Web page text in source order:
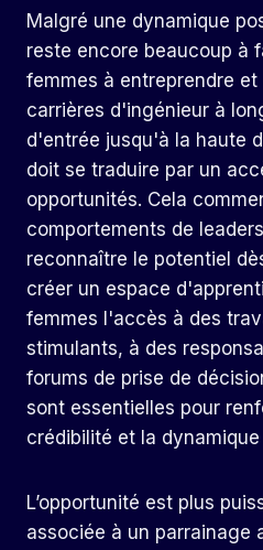
Malgré une dynamique
reste encore beaucoup à
femmes à entreprendre
carrières d'ingénieur à
d'entrée jusqu'à la haute
doit se traduire par un
opportunités. Cela
comportements de
reconnaître le potentiel
créer un espace
femmes l'accès à des
stimulants, à des
forums de prise de
sont essentielles pour
crédibilité et la
L’opportunité est plus
associée à un parrainage